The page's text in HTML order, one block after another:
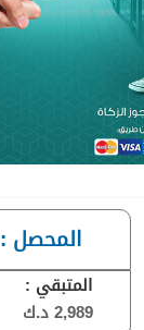
المحصل :
المتبقي :
2,989 د.ك